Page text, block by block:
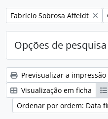
Remover filtro:
Fabrício Sobrosa Affeldt
Opções de
Previsualizar a impressão
Visualização em ficha
Ordenar por ordem: Data